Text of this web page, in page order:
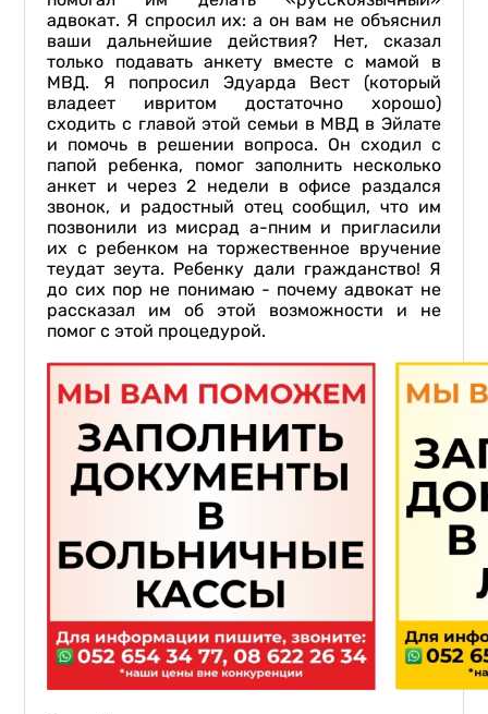
адвокат. Я спросил их: а он вам не объяснил
ваши дальнейшие действия? Нет, сказал
только подавать анкету вместе с мамой в
МВД. Я попросил Эдуарда Вест (который
владеет ивритом достаточно хорошо)
сходить с главой этой семьи в МВД в Эйлате
и помочь в решении вопроса. Он сходил с
папой ребенка, помог заполнить несколько
анкет и через 2 недели в офисе раздался
звонок, и радостный отец сообщил, что им
позвонили из мисрад а-пним и пригласили
их с ребенком на торжественное вручение
теудат зеута. Ребенку дали гражданство! Я
до сих пор не понимаю - почему адвокат не
рассказал им об этой возможности и не
помог с этой процедурой.